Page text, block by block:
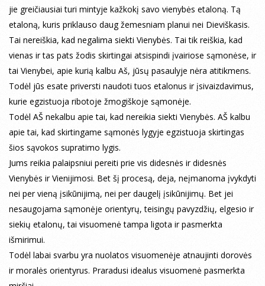
jie greičiausiai turi mintyje kažkokį savo vienybės etaloną. Tą
etaloną, kuris priklauso daug žemesniam planui nei Dieviškasis.
Tai nereiškia, kad negalima siekti Vienybės. Tai tik reiškia, kad
vienas ir tas pats žodis skirtingai atsispindi įvairiose sąmonėse, ir
tai Vienybei, apie kurią kalbu Aš, jūsų pasaulyje nėra atitikmens.
Todėl jūs esate priversti naudoti tuos etalonus ir įsivaizdavimus,
kurie egzistuoja ribotoje žmogiškoje sąmonėje.
Todėl AŠ nekalbu apie tai, kad nereikia siekti Vienybės. AŠ kalbu
apie tai, kad skirtingame sąmonės lygyje egzistuoja skirtingas
šios sąvokos supratimo lygis.
Jums reikia palaipsniui pereiti prie vis didesnės ir didesnės
Vienybės ir Vienijimosi. Bet šį procesą, deja, neįmanoma įvykdyti
nei per vieną įsikūnijimą, nei per daugelį įsikūnijimų. Bet jei
nesaugojama sąmonėje orientyrų, teisingų pavyzdžių, elgesio ir
siekių etalonų, tai visuomenė tampa ligota ir pasmerkta
išmirimui.
Todėl labai svarbu yra nuolatos visuomenėje atnaujinti dorovės
ir moralės orientyrus. Praradusi idealus visuomenė pasmerkta